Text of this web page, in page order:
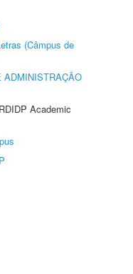
(Câmpus de
ADMINISTRAÇÃO
Academic